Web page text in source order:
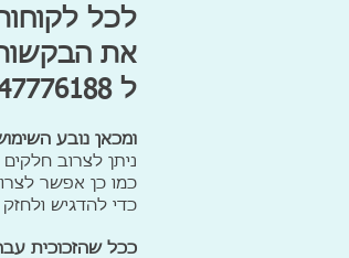
לכל
את
ל 0547776188, תודה מראש על שיתוף הפעולה.
ומכאן נובע
ניתן לצרוב
כמו כן אפשר לצרוב מ- 2 צידי הזכוכית וברמות
כדי להדגיש
ככל שהזכוכית